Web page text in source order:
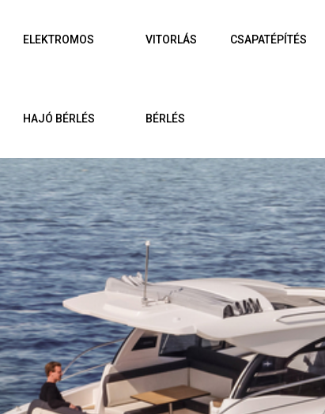
ELEKTROMOS
HAJÓ BÉRLÉS
VITORLÁS
BÉRLÉS
CSAPATÉPÍTÉS